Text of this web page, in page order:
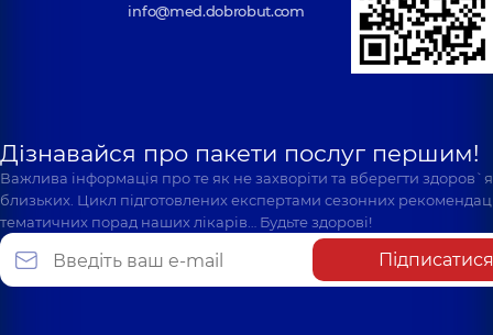
info@med.dobrobut.com
Дізнавайся про пакети послуг першим!
Важлива інформація про те як не захворіти та вберегти
близьких. Цикл підготовлених експертами сезонних
тематичних порад наших лікарів… Будьте здорові!
Підписатися